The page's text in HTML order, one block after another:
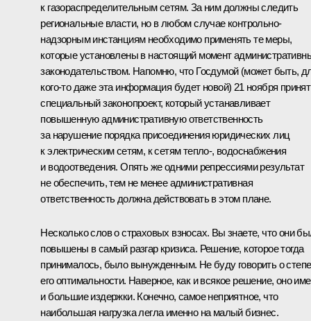
к газораспределительным сетям. За ним должны следить
региональные власти, но в любом случае контрольно-
надзорным инстанциям необходимо применять те меры,
которые установлены в настоящий момент
законодательством. Напомню, что Госдумой (может быть,
кого‑то даже эта информация будет новой) 21 ноября принят
специальный законопроект, который устанавливает
повышенную административную ответственность
за нарушение порядка присоединения юридических лиц
к электрическим сетям, к сетям тепло-, водоснабжения
и водоотведения. Опять же одними репрессиями результат
не обеспечить, тем не менее административная
ответственность должна действовать в этом плане.
Несколько слов о страховых взносах. Вы знаете, что они
повышены в самый разгар кризиса. Решение, которое тогда
принималось, было вынужденным. Не буду говорить о
его оптимальности. Наверное, как и всякое решение, оно
и большие издержки. Конечно, самое неприятное, что
наибольшая нагрузка легла именно на малый бизнес.